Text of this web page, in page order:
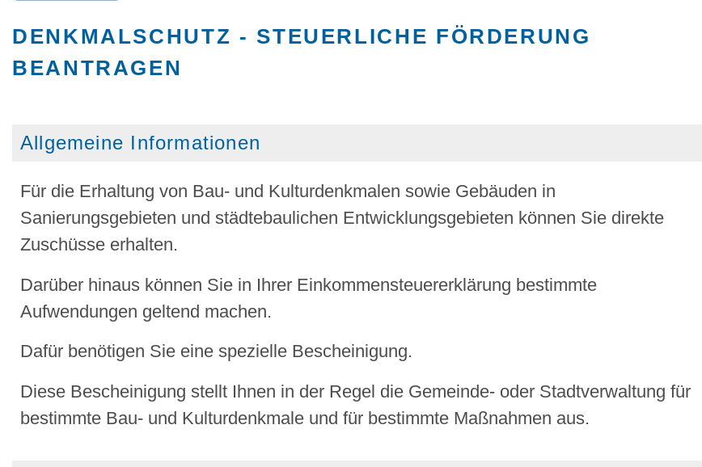
DENKMALSCHUTZ - STEUERLICHE FÖRDERUNG
BEANTRAGEN
Allgemeine Informationen
Für die Erhaltung von Bau- und Kulturdenkmalen sowie Gebäuden in
Sanierungsgebieten und städtebaulichen Entwicklungsgebieten können Sie direkte
Zuschüsse erhalten.
Darüber hinaus können Sie in Ihrer Einkommensteuererklärung bestimmte
Aufwendungen geltend machen.
Dafür benötigen Sie eine spezielle Bescheinigung.
Diese Bescheinigung stellt Ihnen in der Regel die Gemeinde- oder Stadtverwaltung für
bestimmte Bau- und Kulturdenkmale und für bestimmte Maßnahmen aus.